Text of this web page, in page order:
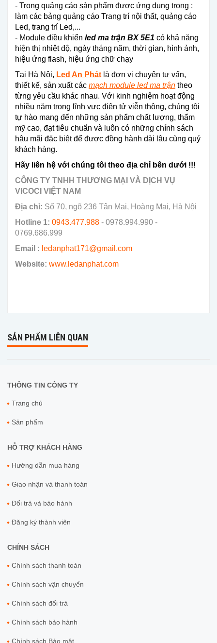
- Trong quảng cáo sản phẩm được ứng dụng trong :
làm các bảng quảng cáo Trang trí nội thất, quảng cáo
Led, trang trí Led,...
- Module điều khiển led ma trận BX 5E1 có khả năng
hiện thị nhiệt độ, ngày tháng năm, thời gian, hình ảnh,
hiệu ứng flash, hiệu ứng chữ chạy
Tại Hà Nội, Led An Phát là đơn vị chuyên tư vấn,
thiết kế, sản xuất các mạch module led ma trận theo
từng yêu cầu khác nhau. Với kinh nghiệm hoạt động
nhiều năm trong lĩnh vực điện tử viễn thông, chúng tôi
tự hào mang đến những sản phẩm chất lượng, thẩm
mỹ cao, đạt tiêu chuẩn và luôn có những chính sách
hậu mãi đặc biệt để được đồng hành dài lâu cùng quý
khách hàng.
Hãy liên hệ với chúng tôi theo địa chỉ bên dưới !!!
CÔNG TY TNHH THƯƠNG MẠI VÀ DỊCH VỤ
VICOCI VIỆT NAM
Địa chỉ: Số 70, ngõ 236 Tân Mai, Hoàng Mai, Hà Nội
Hotline 1: 0943.477.988 - 0978.994.990 -
0769.686.999
Email : ledanphat171@gmail.com
Website: www.ledanphat.com
SẢN PHẨM LIÊN QUAN
THÔNG TIN CÔNG TY
Trang chủ
Sản phẩm
HỖ TRỢ KHÁCH HÀNG
Hướng dẫn mua hàng
Giao nhận và thanh toán
Đổi trả và bảo hành
Đăng ký thành viên
CHÍNH SÁCH
Chính sách thanh toán
Chính sách vận chuyển
Chính sách đổi trả
Chính sách bảo hành
Chính sách Bảo mật